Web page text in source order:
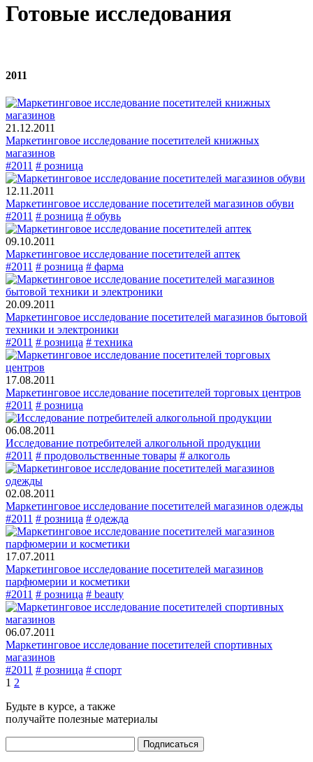
Готовые исследования
2011
21.12.2011
Маркетинговое исследование посетителей книжных
магазинов
#2011 # розница
12.11.2011
Маркетинговое исследование посетителей магазинов обуви
#2011 # розница # обувь
09.10.2011
Маркетинговое исследование посетителей аптек
#2011 # розница # фарма
20.09.2011
Маркетинговое исследование посетителей магазинов бытовой
техники и электроники
#2011 # розница # техника
17.08.2011
Маркетинговое исследование посетителей торговых центров
#2011 # розница
06.08.2011
Исследование потребителей алкогольной продукции
#2011 # продовольственные товары # алкоголь
02.08.2011
Маркетинговое исследование посетителей магазинов одежды
#2011 # розница # одежда
17.07.2011
Маркетинговое исследование посетителей магазинов
парфюмерии и косметики
#2011 # розница # beauty
06.07.2011
Маркетинговое исследование посетителей спортивных
магазинов
#2011 # розница # спорт
1 2
Будьте в курсе, а также
получайте полезные материалы